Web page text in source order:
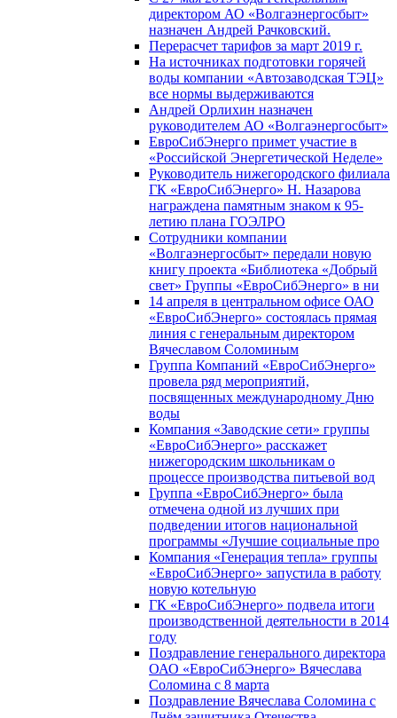
директором АО «Волгаэнергосбыт»
назначен Андрей Рачковский.
Перерасчет тарифов за март 2019 г.
На источниках подготовки горячей
воды компании «Автозаводская ТЭЦ»
все нормы выдерживаются
Андрей Орлихин назначен
руководителем АО «Волгаэнергосбыт»
ЕвроСибЭнерго примет участие в
«Российской Энергетической Неделе»
Руководитель нижегородского филиала
ГК «ЕвроСибЭнерго» Н. Назарова
награждена памятным знаком к 95-
летию плана ГОЭЛРО
Сотрудники компании
«Волгаэнергосбыт» передали новую
книгу проекта «Библиотека «Добрый
свет» Группы «ЕвроСибЭнерго» в ни
14 апреля в центральном офисе ОАО
«ЕвроСибЭнерго» состоялась прямая
линия с генеральным директором
Вячеславом Соломиным
Группа Компаний «ЕвроСибЭнерго»
провела ряд мероприятий,
посвященных международному Дню
воды
Компания «Заводские сети» группы
«ЕвроСибЭнерго» расскажет
нижегородским школьникам о
процессе производства питьевой вод
Группа «ЕвроСибЭнерго» была
отмечена одной из лучших при
подведении итогов национальной
программы «Лучшие социальные про
Компания «Генерация тепла» группы
«ЕвроСибЭнерго» запустила в работу
новую котельную
ГК «ЕвроСибЭнерго» подвела итоги
производственной деятельности в 2014
году
Поздравление генерального директора
ОАО «ЕвроСибЭнерго» Вячеслава
Соломина с 8 марта
Поздравление Вячеслава Соломина с